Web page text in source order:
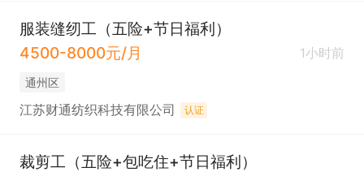
服装缝纫工（五险+节日福利）
4500-8000元/月
1小时前
通州区
江苏财通纺织科技有限公司 认证
裁剪工（五险+包吃住+节日福利）